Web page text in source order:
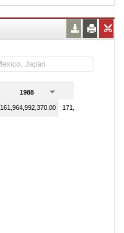
1988
161,964,992,370.00 171,331,466,180.00